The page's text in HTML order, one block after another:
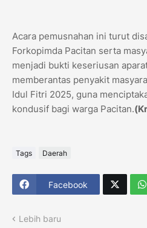
Acara pemusnahan ini turut
Forkopimda Pacitan serta
menjadi bukti keseriusan
memberantas penyakit
Idul Fitri 2025, guna
kondusif bagi warga Pacitan.
Tags Daerah
Facebook
Lebih baru